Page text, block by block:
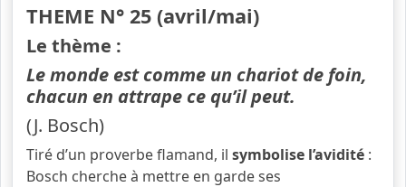
THEME N° 25 (avril/mai)
Le thème :
Le monde est comme un chariot de foin,
chacun en attrape ce qu’il peut.
(J. Bosch)
Tiré d’un proverbe flamand, il symbolise l’avidité :
Bosch cherche à mettre en garde ses